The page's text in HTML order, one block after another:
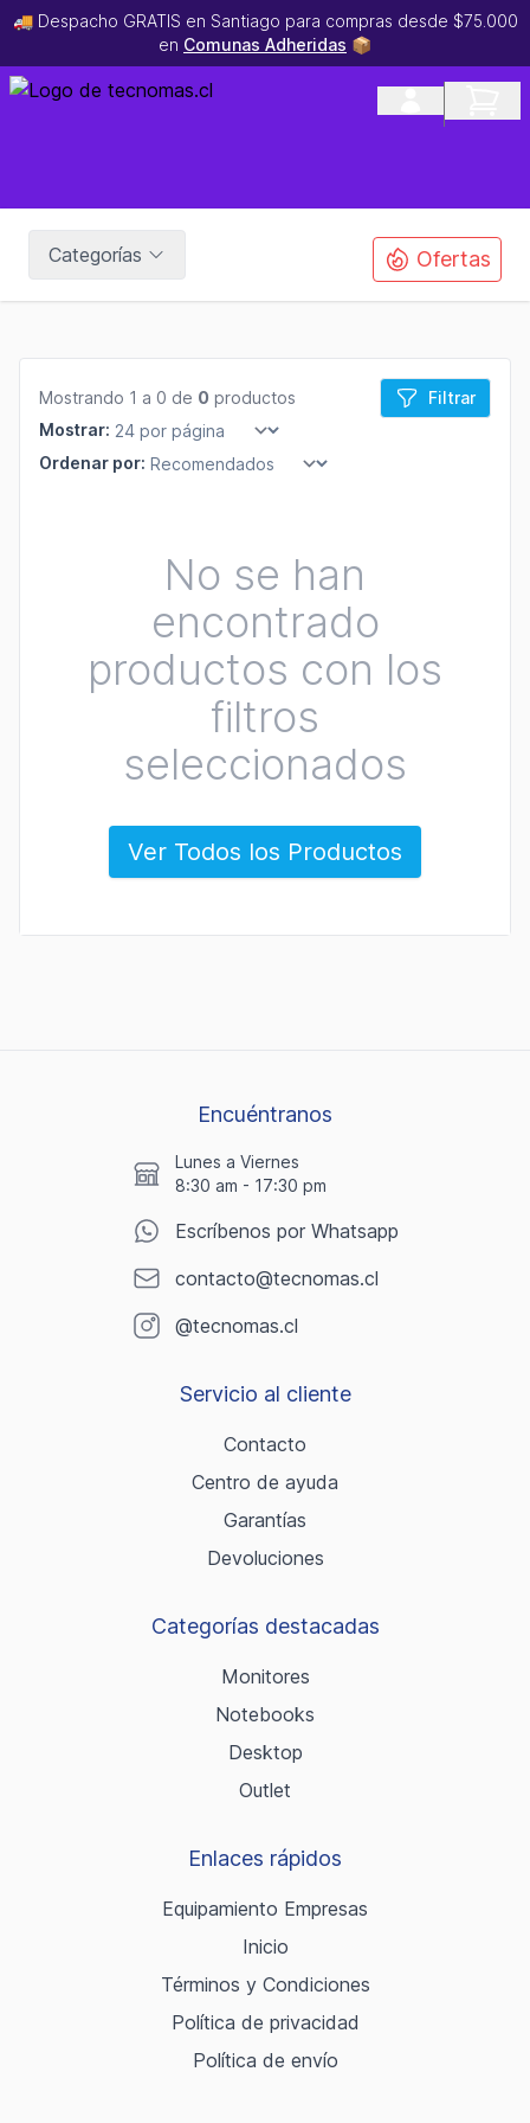
🚚 Despacho GRATIS en Santiago para compras desde $75.000
en Comunas Adheridas 📦
Categorías Ofertas
Mostrando 1 a 0 de 0 productos
Filtrar
Mostrar:
Ordenar por:
No se han
encontrado
productos con los
filtros
seleccionados
Ver Todos los Productos
Encuéntranos
Lunes a Viernes
8:30 am - 17:30 pm
Escríbenos por Whatsapp
contacto@tecnomas.cl
@tecnomas.cl
Servicio al cliente
Contacto
Centro de ayuda
Garantías
Devoluciones
Categorías destacadas
Monitores
Notebooks
Desktop
Outlet
Enlaces rápidos
Equipamiento Empresas
Inicio
Términos y Condiciones
Política de privacidad
Política de envío